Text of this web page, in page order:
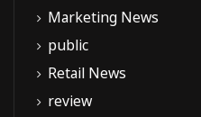
Marketing News
public
Retail News
review